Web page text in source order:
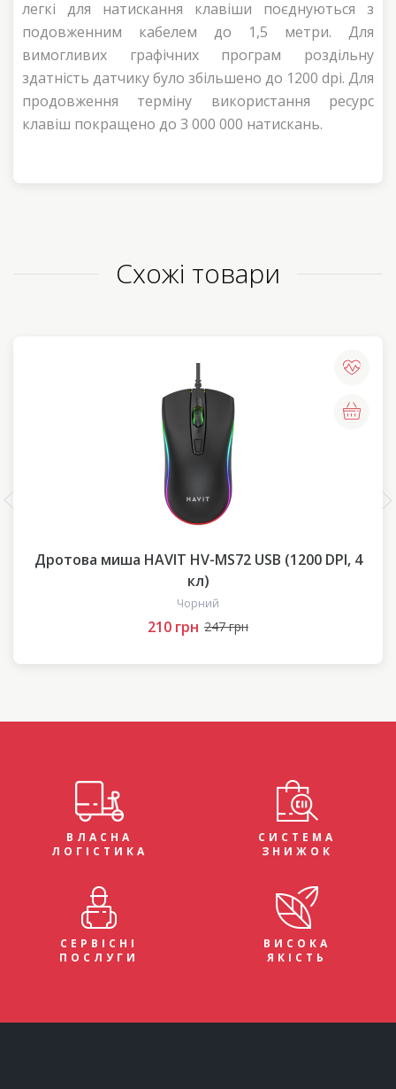
легкі для натискання клавіши поєднуються з
подовженним кабелем до 1,5 метри. Для
вимогливих графічних програм роздільну
здатність датчику було збільшено до 1200 dpi. Для
продовження терміну використання ресурс
клавіш покращено до 3 000 000 натискань.
Схожі товари
Дротова миша HAVIT HV-MS72 USB (1200 DPI, 4
кл)
Чорний
210 грн 247 грн
ВЛАСНА
ЛОГІСТИКА
СИСТЕМА
ЗНИЖОК
СЕРВІСНІ
ПОСЛУГИ
ВИСОКА
ЯКІСТЬ